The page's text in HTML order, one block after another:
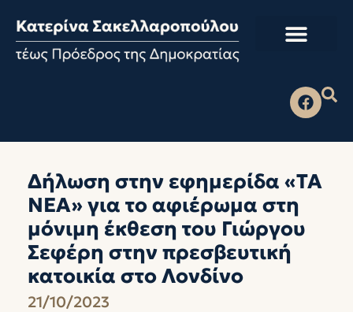
Δήλωση στην εφημερίδα «ΤΑ
ΝΕΑ» για το αφιέρωμα στη
μόνιμη έκθεση του Γιώργου
Σεφέρη στην πρεσβευτική
κατοικία στο Λονδίνο
21/10/2023